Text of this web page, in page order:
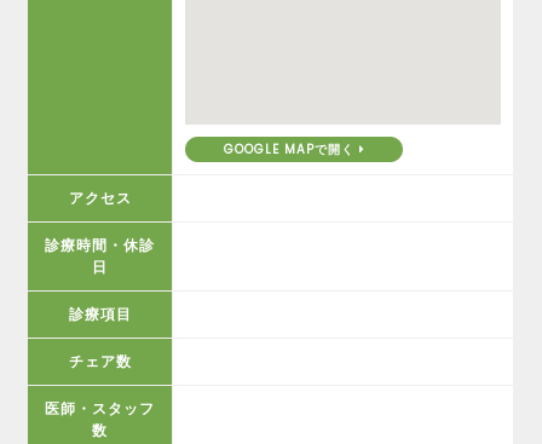
GOOGLE MAPで開く
アクセス
診療時間・休診
日
診療項目
チェア数
医師・スタッフ
数